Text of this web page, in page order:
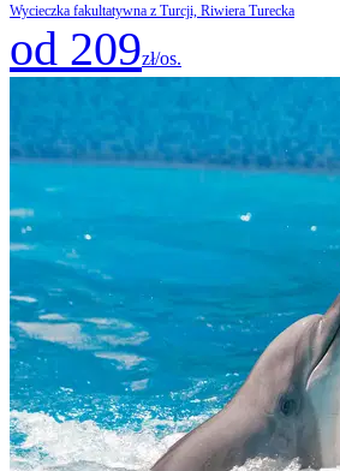
Wycieczka fakultatywna z Turcji, Riwiera Turecka
od 209zł/os.